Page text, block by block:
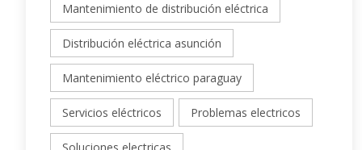
Mantenimiento de distribución eléctrica
Distribución eléctrica asunción
Mantenimiento eléctrico paraguay
Servicios eléctricos Problemas electricos